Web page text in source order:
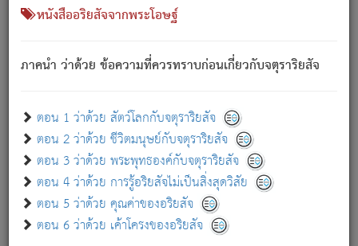
หนังสืออริยสัจจากพระโอษฐ์
ภาคนำ ว่าด้วย ข้อความที่ควรทราบก่อนเกี่ยวกับจตุราริยสัจ
ตอน 1 ว่าด้วย สัตว์โลกกับจตุราริยสัจ
ตอน 2 ว่าด้วย ชีวิตมนุษย์กับจตุราริยสัจ
ตอน 3 ว่าด้วย พระพุทธองค์กับจตุราริยสัจ
ตอน 4 ว่าด้วย การรู้อริยสัจไม่เป็นสิ่งสุดวิสัย
ตอน 5 ว่าด้วย คุณค่าของอริยสัจ
ตอน 6 ว่าด้วย เค้าโครงของอริยสัจ
เขาสำคัญสิ่งใด โดยความเป็นประการใด แต่สิ่งนั้นย่อมเป็น
(ตามที่เป็นจริง) โดยประการอื่นจากที่เขาสำคัญนั้น
สัตว์โลกติดข้องอยู่ในภพ ถูกภพบังหน้าแล้ว มีภพโดยความ
เป็นอย่างอื่น (จากที่มันเป็นอยู่จริง) จึงได้เพลิดเพลินยิ่งนักในภพ
เขาเพลิดเพลินยิ่งนักในสิ่งใด สิ่งนั้นเป็นภัย (ที่เขาไม่รู้จัก)
เขากลัวต่อสิ่งใดสิ่งนั้นเป็นทุกข์
พรหมจรรย์นี้ อันบุคคลย่อมประพฤติ ก็เพื่อการละขาดซึ่ง
ภพ.
สมณะหรือพราหมณ์เหล่าใด กล่าวความหลุดพ้นจากภพว่า
มีได้เพราะภพ เรากล่าวว่า สมณะหรือพราหมณ์ทั้งปวงนั้น
มิใช่ผู้หลดพ้นจากภพ.